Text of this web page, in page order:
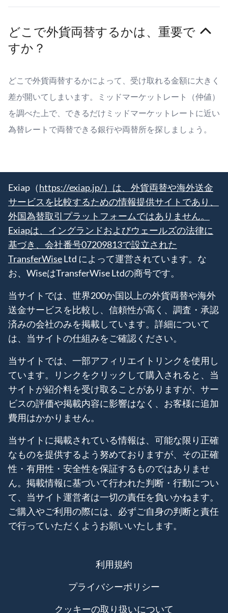
どこで外貨両替するかは、重要で
すか？
どこで外貨両替するかによって、受け取れる金額に大きく
差が開いてしまいます。ミッドマーケットレート（仲値）
を調べた上で、できるだけミッドマーケットレートに近い
為替レートで両替できる銀行や両替所を探しましょう。
Exiap（https://exiap.jp/）は、外貨両替や海外送金
サービスを比較するための情報提供サイトであり、
外国為替取引プラットフォームではありません。
Exiapは、イングランドおよびウェールズの法律に
基づき、会社番号07209813で設立された
TransferWiseLtd によって運営されています。な
お、WiseはTransferWise Ltdの商号です。
当サイトでは、世界200か国以上の外貨両替や海外
送金サービスを比較し、信頼性が高く、調査・承認
済みの会社のみを掲載しています。詳細について
は、当サイトの仕組みをご確認ください。
当サイトでは、一部アフィリエイトリンクを使用し
ています。リンクをクリックして購入されると、当
サイトが紹介料を受け取ることがありますが、サー
ビスの評価や掲載内容に影響はなく、お客様に追加
費用はかかりません。
当サイトに掲載されている情報は、可能な限り正確
なものを提供するよう努めておりますが、その正確
性・有用性・安全性を保証するものではありませ
ん。掲載情報に基づいて行われた判断・行動につい
て、当サイト運営者は一切の責任を負いかねます。
ご購入やご利用の際には、必ずご自身の判断と責任
で行っていただくようお願いいたします。
利用規約
プライバシーポリシー
クッキーの取り扱いについて